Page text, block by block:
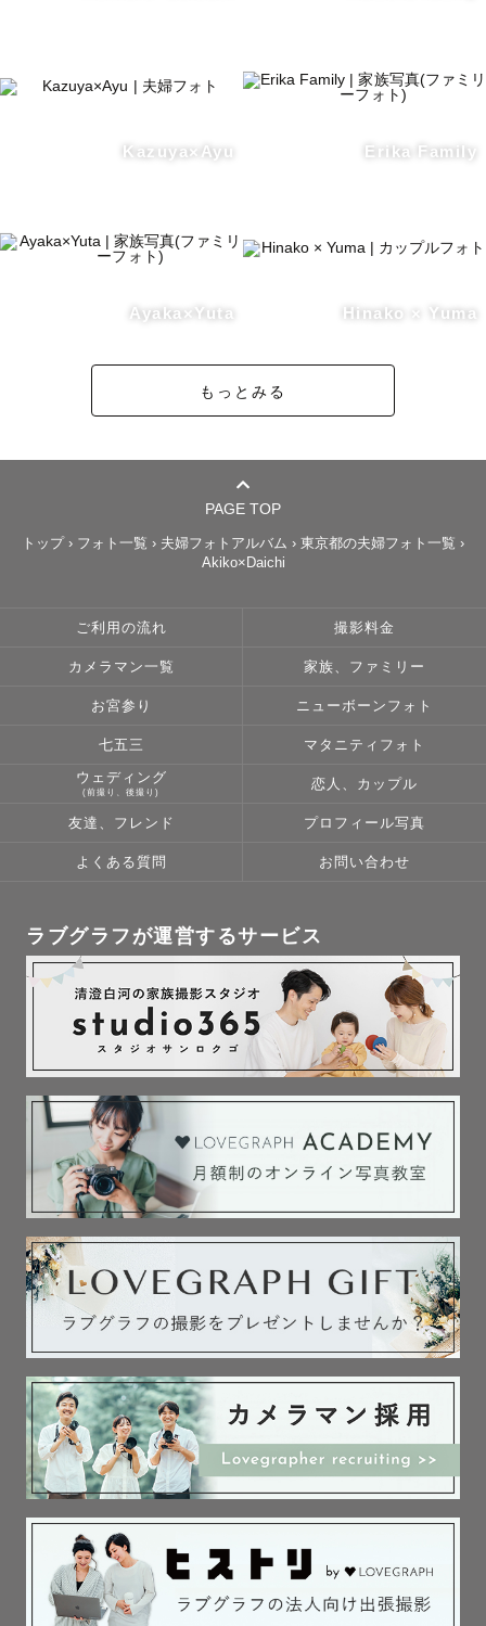
Kazuya×Ayu Erika Family
Ayaka×Yuta Hinako × Yuma
もっとみる
PAGE TOP
トップ › フォト一覧 › 夫婦フォトアルバム › 東京都の夫婦フォト一覧 ›
Akiko×Daichi
ご利用の流れ 撮影料金
カメラマン一覧 家族、ファミリー
お宮参り ニューボーンフォト
七五三 マタニティフォト
ウェディング
(前撮り、後撮り)
恋人、カップル
友達、フレンド プロフィール写真
よくある質問 お問い合わせ
ラブグラフが運営するサービス